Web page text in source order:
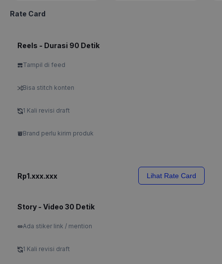
Rate Card
Reels - Durasi 90 Detik
Tampil di feed
Bisa stitch konten
1 Kali revisi draft
Brand perlu kirim produk
Rp1.xxx.xxx Lihat Rate Card
Story - Video 30 Detik
Ada stiker link / mention
1 Kali revisi draft